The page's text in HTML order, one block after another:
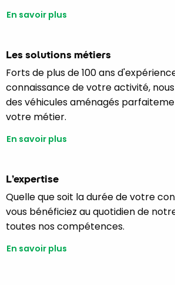
En savoir plus
Les solutions métiers
Forts de plus de 100 ans
connaissance de votre activité,
des véhicules aménagés
votre métier.
En savoir plus
L’expertise
Quelle que soit la durée de votre
vous bénéficiez au quotidien de
toutes nos compétences.
En savoir plus